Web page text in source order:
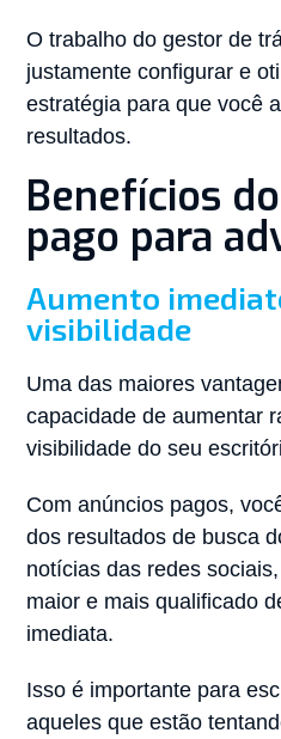
O trabalho do gestor de
justamente configurar e
estratégia para que você
resultados.
Benefícios
pago para
Aumento
visibilidade
Uma das maiores
capacidade de aumentar
visibilidade do seu
Com anúncios pagos,
dos resultados de busca
notícias das redes
maior e mais qualificado
imediata.
Isso é importante para
aqueles que estão